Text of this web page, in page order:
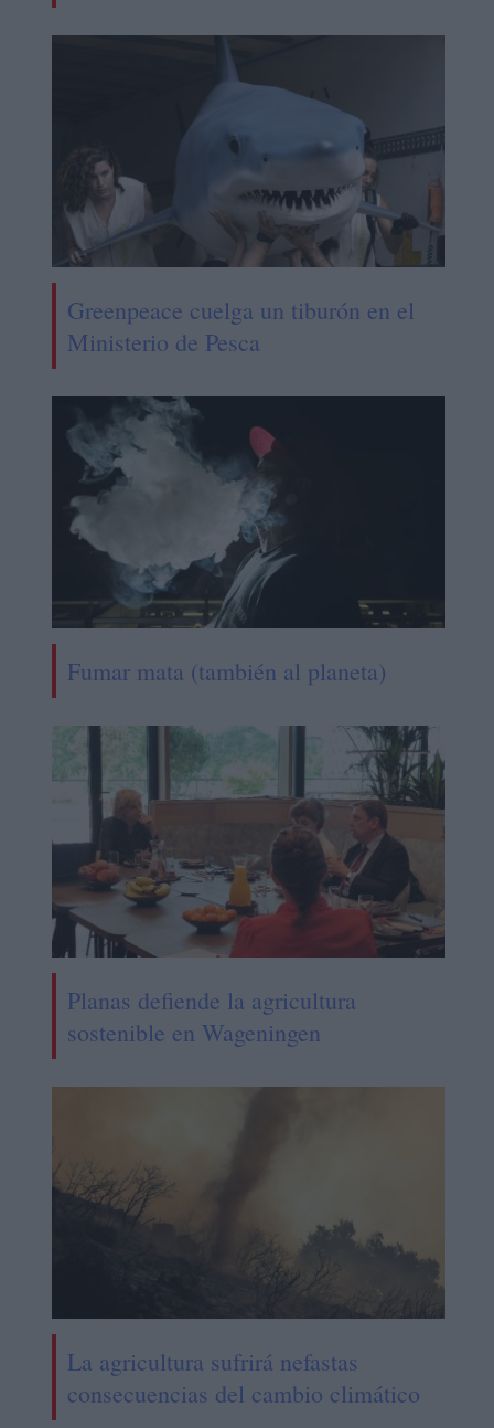
Greenpeace cuelga un tiburón en el
Ministerio de Pesca
Fumar mata (también al planeta)
Planas defiende la agricultura
sostenible en Wageningen
La agricultura sufrirá nefastas
consecuencias del cambio climático